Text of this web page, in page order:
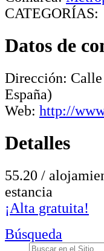
CATEGORÍAS:
Datos de
Dirección:
España)
Web: http://
Detalles
55.20 /
estancia
¡Alta gratuita!
Búsqueda